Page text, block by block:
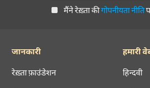
मैंने रेख़्ता कीगोपनीयता नीति
जानकारी
रेख़्ता फ़ाउंडेशन
हमारी
हिन्दवी